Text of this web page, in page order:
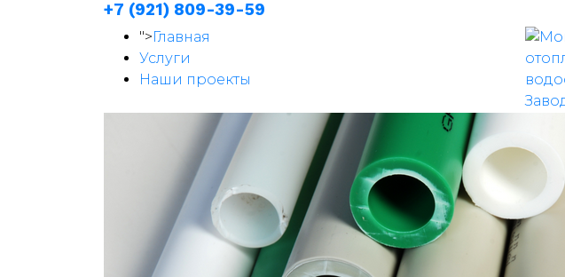
+7 (921) 809-39-59
">Главная
Услуги
Наши проекты